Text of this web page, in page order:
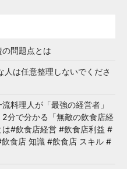
問題点とは
人は任意整理しないでくださ
流料理人が「最強の経営者」
分で分かる「無敵の飲食店経
は#飲食店経営 #飲食店利益 #
食店 知識 #飲食店 スキル #